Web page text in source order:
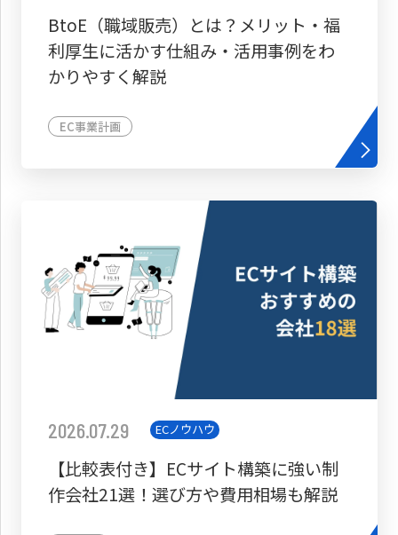
BtoE（職域販売）とは？メリット・福
利厚生に活かす仕組み・活用事例をわ
かりやすく解説
EC事業計画
2026.07.29 ECノウハウ
【比較表付き】ECサイト構築に強い制
作会社21選！選び方や費用相場も解説